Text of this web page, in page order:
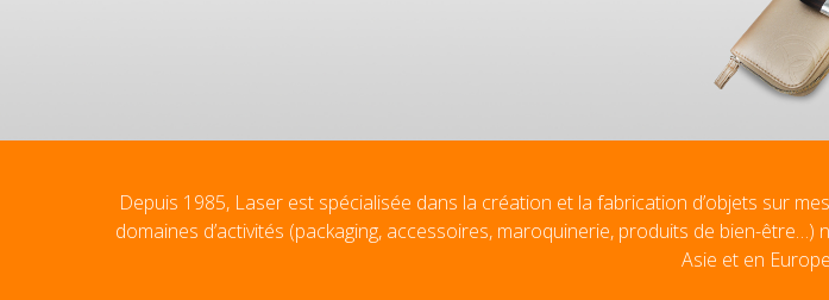
Depuis 1985, Laser est spécialisée dans la création et la fabrication d’objets sur
domaines d’activités (packaging, accessoires, maroquinerie, produits de bien-
Asie et en